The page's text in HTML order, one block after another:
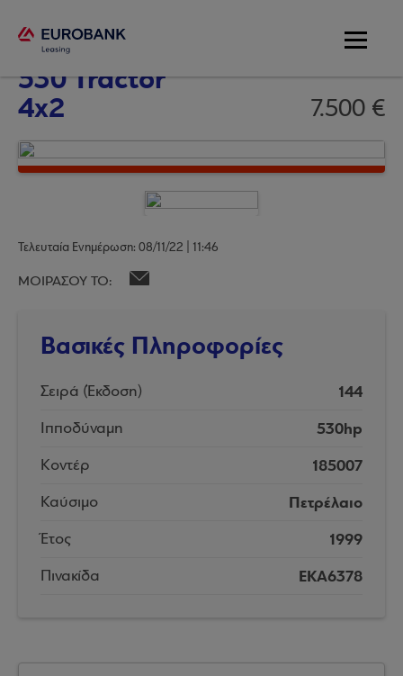
Scania 144 -
530 Tractor
4x2
7.500 €
Τελευταία Ενημέρωση: 08/11/22 | 11:46
ΜΟΙΡΑΣΟΥ ΤΟ:
Βασικές Πληροφορίες
Σειρά (Έκδοση) 144
Ιπποδύναμη 530hp
Κοντέρ 185007
Καύσιμο Πετρέλαιο
Έτος 1999
Πινακίδα EKA6378